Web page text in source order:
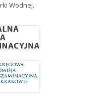
Wodnej.